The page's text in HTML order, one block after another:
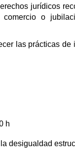
jurídicos
o
las prácticas
h
desigualdad